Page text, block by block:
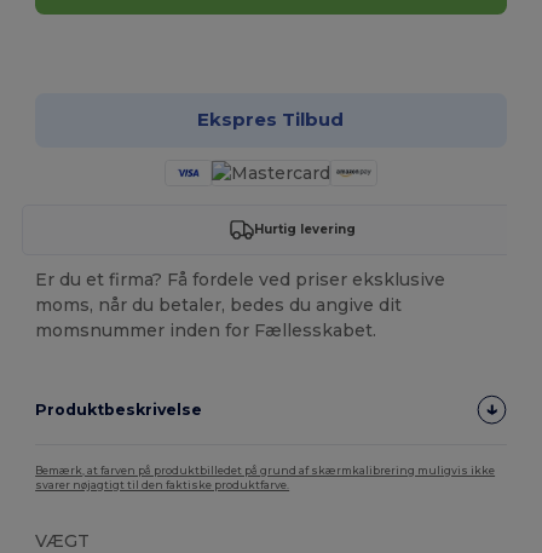
Ekspres Tilbud
Hurtig levering
Er du et firma? Få fordele ved priser eksklusive
moms, når du betaler, bedes du angive dit
momsnummer inden for Fællesskabet.
Produktbeskrivelse
Bemærk, at farven på produktbilledet på grund af skærmkalibrering muligvis ikke
svarer nøjagtigt til den faktiske produktfarve.
VÆGT